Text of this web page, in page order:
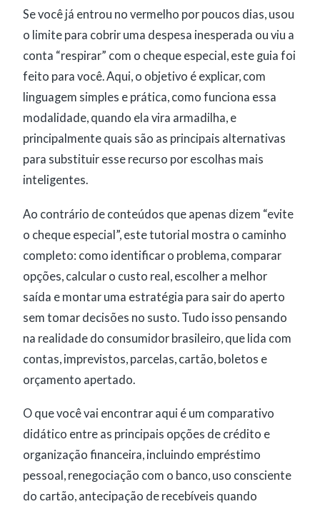
Se você já entrou no vermelho por poucos dias, usou
o limite para cobrir uma despesa inesperada ou viu a
conta “respirar” com o cheque especial, este guia foi
feito para você. Aqui, o objetivo é explicar, com
linguagem simples e prática, como funciona essa
modalidade, quando ela vira armadilha, e
principalmente quais são as principais alternativas
para substituir esse recurso por escolhas mais
inteligentes.
Ao contrário de conteúdos que apenas dizem “evite
o cheque especial”, este tutorial mostra o caminho
completo: como identificar o problema, comparar
opções, calcular o custo real, escolher a melhor
saída e montar uma estratégia para sair do aperto
sem tomar decisões no susto. Tudo isso pensando
na realidade do consumidor brasileiro, que lida com
contas, imprevistos, parcelas, cartão, boletos e
orçamento apertado.
O que você vai encontrar aqui é um comparativo
didático entre as principais opções de crédito e
organização financeira, incluindo empréstimo
pessoal, renegociação com o banco, uso consciente
do cartão, antecipação de recebíveis quando